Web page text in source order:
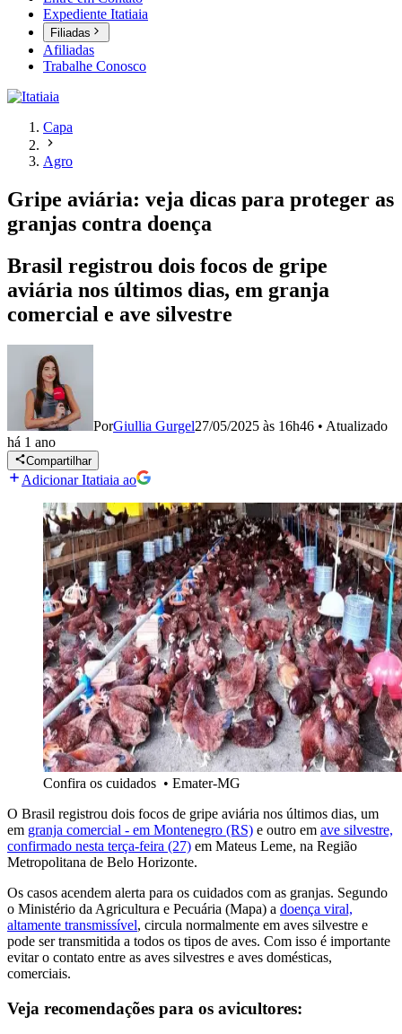
Expediente Itatiaia
Filiadas
Afiliadas
Trabalhe Conosco
Capa
Agro
Gripe aviária: veja dicas para proteger as
granjas contra doença
Brasil registrou dois focos de gripe
aviária nos últimos dias, em granja
comercial e ave silvestre
PorGiullia Gurgel27/05/2025 às 16h46 • Atualizado
há 1 ano
Compartilhar
Adicionar Itatiaia ao
Confira os cuidados • Emater-MG
O Brasil registrou dois focos de gripe aviária nos últimos dias, um
em granja comercial - em Montenegro (RS) e outro em ave silvestre,
confirmado nesta terça-feira (27) em Mateus Leme, na Região
Metropolitana de Belo Horizonte.
Os casos acendem alerta para os cuidados com as granjas. Segundo
o Ministério da Agricultura e Pecuária (Mapa) a doença viral,
altamente transmissível, circula normalmente em aves silvestre e
pode ser transmitida a todos os tipos de aves. Com isso é importante
evitar o contato entre as aves silvestres e aves domésticas,
comerciais.
Veja recomendações para os avicultores: